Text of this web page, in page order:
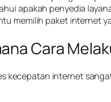
apakah penyedia
memilih paket internet
Cara
kecepatan internet